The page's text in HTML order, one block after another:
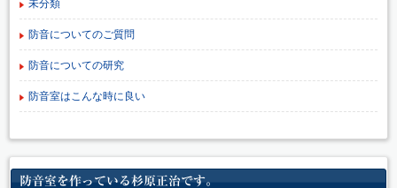
未分類
防音についてのご質問
防音についての研究
防音室はこんな時に良い
防音室を作っている杉原正治です。